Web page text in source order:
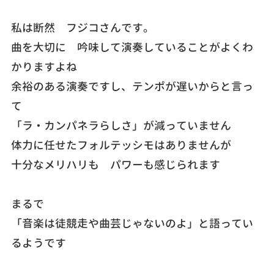
私は断然 フジコさんです。
曲を大切に 吟味して演奏していることがよくわ
かりますよね
余裕のある演奏ですし、テンポが遅いからと言っ
て
「ラ・カンパネラらしさ」が減っていません
体力に任せたフォルテッシモはありませんが
十分なメリハリも パワーも感じられます
まるで
「音楽は徒競走や曲芸じゃないのよ」と語ってい
るようです